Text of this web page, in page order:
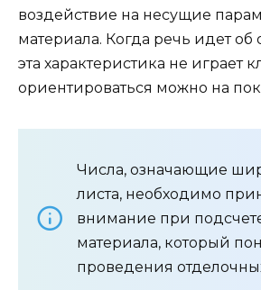
воздействие на несущие
материала. Когда речь идет об
эта характеристика не играет
ориентироваться можно на
Числа, означающие
листа, необходимо
внимание при
материала, который
проведения